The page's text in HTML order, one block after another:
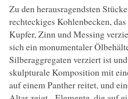
Zu den herausragendsten
rechteckiges Kohlenbecken,
Kupfer, Zinn und Messing
sich ein monumentaler
Silberaggregaten verziert ist
skulpturale Komposition mit
auf einem Panther reitet, und